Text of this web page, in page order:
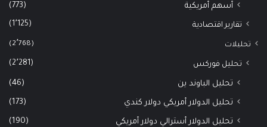
أسهم أمريكية (773)
تقارير اقتصادية (1٬125)
تحليلات (2٬768)
تحليل فوركس (2٬281)
تحليل الباوند ين (46)
تحليل الدولار أمريكي دولار كندي (173)
تحليل الدولار أسترالي دولار أمريكي (190)